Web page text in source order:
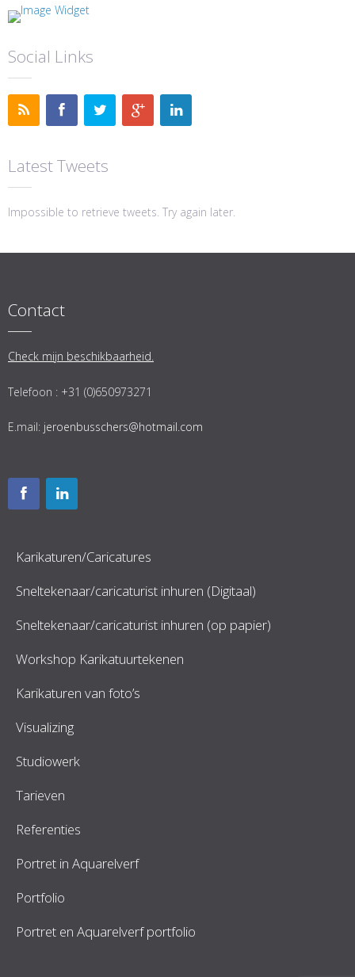
Social Links
Latest Tweets
Impossible to retrieve tweets. Try again later.
Contact
Check mijn beschikbaarheid.
Telefoon : +31 (0)650973271
E.mail: jeroenbusschers@hotmail.com
Karikaturen/Caricatures
Sneltekenaar/caricaturist inhuren (Digitaal)
Sneltekenaar/caricaturist inhuren (op papier)
Workshop Karikatuurtekenen
Karikaturen van foto’s
Visualizing
Studiowerk
Tarieven
Referenties
Portret in Aquarelverf
Portfolio
Portret en Aquarelverf portfolio